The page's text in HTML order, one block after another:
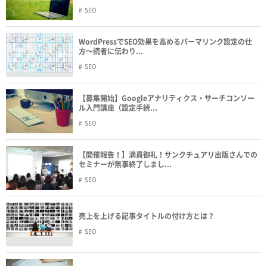
SEO
WordPressでSEO効果を高めるパーマリンク設定の仕
方〜読者に伝わり...
SEO
【募集開始】Googleアナリティクス・サーチコンソー
ル入門講座（設定手続...
SEO
【開催報告！】満員御礼！サンクチュアリ出版さんでの
セミナーが無事終了しまし...
SEO
売上を上げる記事タイトルの付け方とは？
SEO